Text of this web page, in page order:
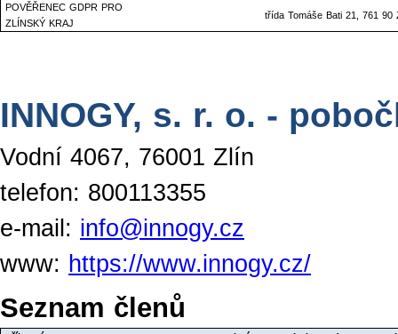
POVĚŘENEC GDPR PRO
ZLÍNSKÝ KRAJ
třída Tomáše Bati 21, 761 90
INNOGY, s. r. o. -
Vodní 4067, 76001 Zlín
telefon: 800113355
e-mail: info@innogy.cz
www: https://www.innogy.cz/
Seznam členů